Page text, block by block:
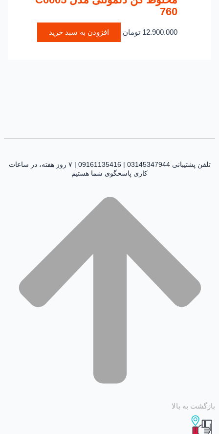
12.900.000 تومان افزودن به سبد خرید
تلفن پشتیبانی 03145347944 | 09161135416 | ۷ روز هفته، در ساعات
کاری پاسخگوی شما هستیم
به بالا